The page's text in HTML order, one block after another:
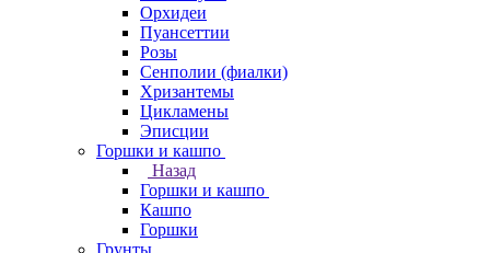
Орхидеи
Пуансеттии
Розы
Сенполии (фиалки)
Хризантемы
Цикламены
Эписции
Горшки и кашпо
Назад
Горшки и кашпо
Кашпо
Горшки
Грунты